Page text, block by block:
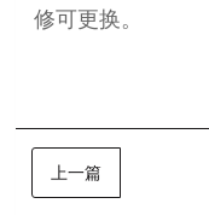
修可更换。
上一篇